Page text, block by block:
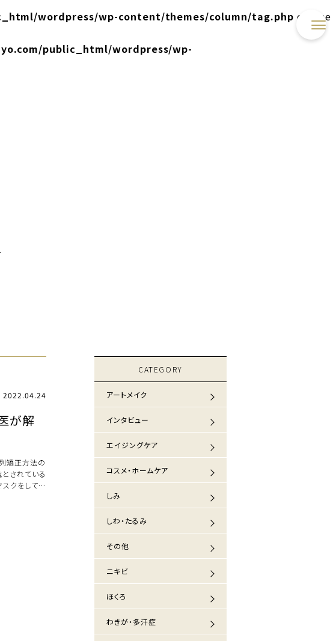
wordpress/wp-content/themes/column/tag.php on line
public_html/wordpress/wp-
2022.04.24
が解
矯正方法の
されている
クをしてい
CATEGORY
アートメイク
インタビュー
エイジングケア
コスメ・ホームケア
しみ
しわ・たるみ
その他
ニキビ
ほくろ
わきが・多汗症